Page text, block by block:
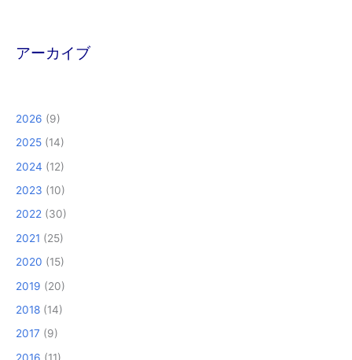
アーカイブ
2026 (9)
2025 (14)
2024 (12)
2023 (10)
2022 (30)
2021 (25)
2020 (15)
2019 (20)
2018 (14)
2017 (9)
2016 (11)